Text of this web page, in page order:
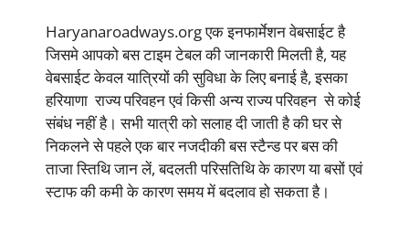
Haryanaroadways.org एक इनफार्मेशन वेबसाईट है
जिसमे आपको बस टाइम टेबल की जानकारी मिलती है, यह
वेबसाईट केवल यात्रियों की सुविधा के लिए बनाई है, इसका
हरियाणा राज्य परिवहन एवं किसी अन्य राज्य परिवहन से कोई
संबंध नहीं है। सभी यात्री को सलाह दी जाती है की घर से
निकलने से पहले एक बार नजदीकी बस स्टैन्ड पर बस की
ताजा स्तिथि जान लें, बदलती परिसतिथि के कारण या बसों एवं
स्टाफ की कमी के कारण समय में बदलाव हो सकता है।